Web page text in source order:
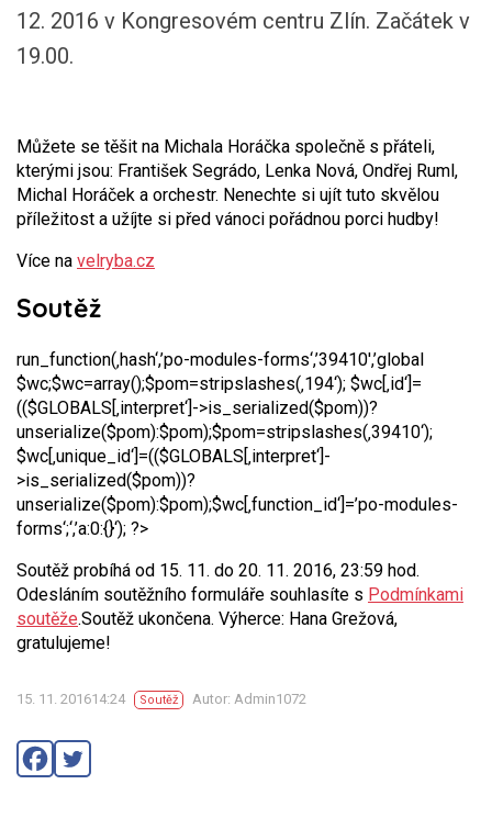
12. 2016 v Kongresovém centru Zlín. Začátek v
19.00.
Můžete se těšit na Michala Horáčka společně s přáteli,
kterými jsou: František Segrádo, Lenka Nová, Ondřej Ruml,
Michal Horáček a orchestr. Nenechte si ujít tuto skvělou
příležitost a užíjte si před vánoci pořádnou porci hudby!
Více na velryba.cz
Soutěž
run_function(‚hash‘,’po-modules-forms‘,’39410′,’global
$wc;$wc=array();$pom=stripslashes(‚194‘); $wc[‚id‘]=
(($GLOBALS[‚interpret‘]->is_serialized($pom))?
unserialize($pom):$pom);$pom=stripslashes(‚39410‘);
$wc[‚unique_id‘]=(($GLOBALS[‚interpret‘]-
>is_serialized($pom))?
unserialize($pom):$pom);$wc[‚function_id‘]=’po-modules-
forms‘;‘,’a:0:{}‘); ?>
Soutěž probíhá od 15. 11. do 20. 11. 2016, 23:59 hod.
Odesláním soutěžního formuláře souhlasíte s Podmínkami
soutěže.Soutěž ukončena. Výherce: Hana Grežová,
gratulujeme!
15. 11. 201614:24 Soutěž Autor: Admin1072